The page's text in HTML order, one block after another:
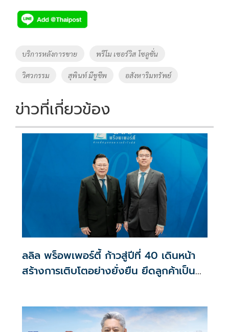
e
b
o
k
tt
er
p
y
Li
n
k
Tags
บริการหลังการขาย พรีโม เซอร์วิส โซลูชั่น
วิศวกรรม สุพินท์ มีชูชีพ อสังหาริมทรัพย์
ข่าวที่เกี่ยวข้อง
ลลิล พร็อพเพอร์ตี้ ก้าวสู่ปีที่ 40 เดินหน้า
สร้างการเติบโตอย่างยั่งยืน ยึดลูกค้าเป็น